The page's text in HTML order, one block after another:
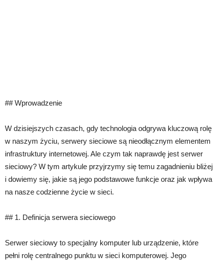
## Wprowadzenie
W dzisiejszych czasach, gdy technologia odgrywa kluczową rolę
w naszym życiu, serwery sieciowe są nieodłącznym elementem
infrastruktury internetowej. Ale czym tak naprawdę jest serwer
sieciowy? W tym artykule przyjrzymy się temu zagadnieniu bliżej
i dowiemy się, jakie są jego podstawowe funkcje oraz jak wpływa
na nasze codzienne życie w sieci.
## 1. Definicja serwera sieciowego
Serwer sieciowy to specjalny komputer lub urządzenie, które
pełni rolę centralnego punktu w sieci komputerowej. Jego